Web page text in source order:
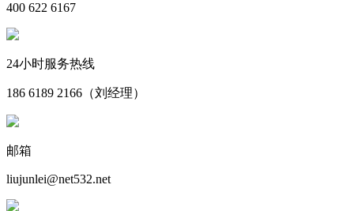
400 622 6167
24小时服务热线
186 6189 2166（刘经理）
邮箱
liujunlei@net532.net